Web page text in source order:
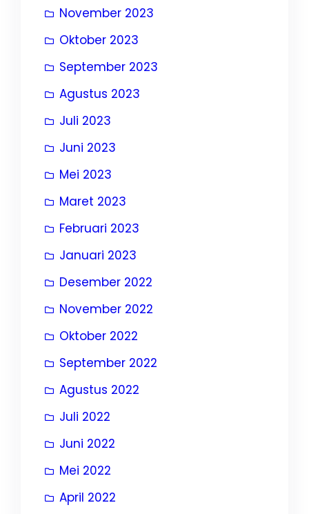
November 2023
Oktober 2023
September 2023
Agustus 2023
Juli 2023
Juni 2023
Mei 2023
Maret 2023
Februari 2023
Januari 2023
Desember 2022
November 2022
Oktober 2022
September 2022
Agustus 2022
Juli 2022
Juni 2022
Mei 2022
April 2022